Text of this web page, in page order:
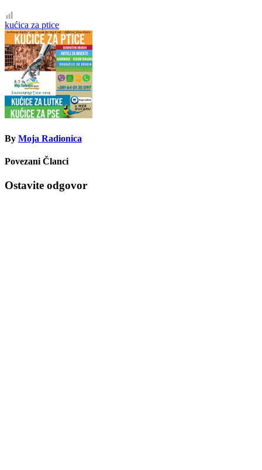
Кретање
чланка
kućica za ptice
By Moja Radionica
Povezani Članci
Ostavite odgovor